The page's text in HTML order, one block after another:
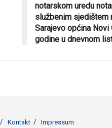
notarskom uredu
službenim sjedištem
Sarajevo općina Novi
godine u dnevnom
Kontakt Impressum